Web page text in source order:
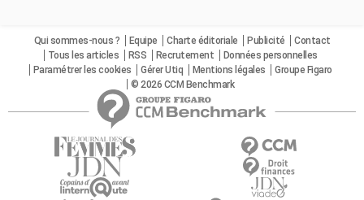
Qui sommes-nous ? Equipe Charte éditoriale Publicité
Contact
Tous les articles
RSS Recrutement
Données personnelles
Paramétrer les cookies
Gérer Utiq Mentions légales
Groupe Figaro
© 2026 CCM Benchmark